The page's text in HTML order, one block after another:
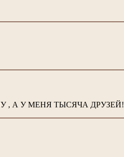
, А У МЕНЯ ТЫСЯЧА ДРУЗЕЙ!